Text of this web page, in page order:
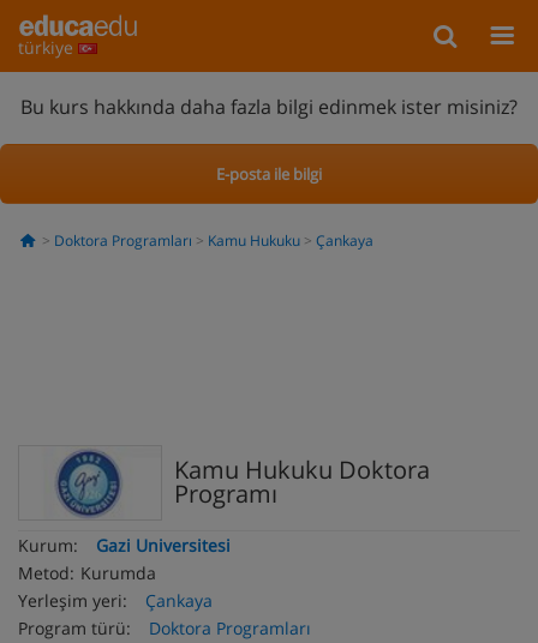
türkiye
Bu kurs hakkında daha fazla bilgi edinmek ister misiniz?
E-posta ile bilgi
Doktora Programları Kamu Hukuku Çankaya
Kamu Hukuku Doktora
Programı
Kurum:
Gazi Universitesi
Metod: Kurumda
Yerleşim yeri:
Çankaya
Program türü:
Doktora Programları